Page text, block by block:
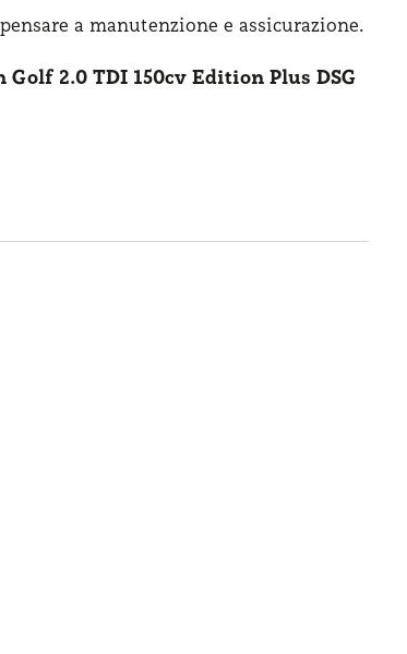
a manutenzione e assicurazione.
Golf 2.0 TDI 150cv Edition Plus DSG